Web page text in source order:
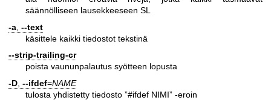
säännölliseen lausekkeeseen SL
-a --text
käsittele kaikki tiedostot tekstinä
--strip-trailing-cr
poista vaununpalautus syötteen lopusta
-D --ifdef=NAME
tulosta yhdistetty tiedosto ”#ifdef NIMI” -eroin